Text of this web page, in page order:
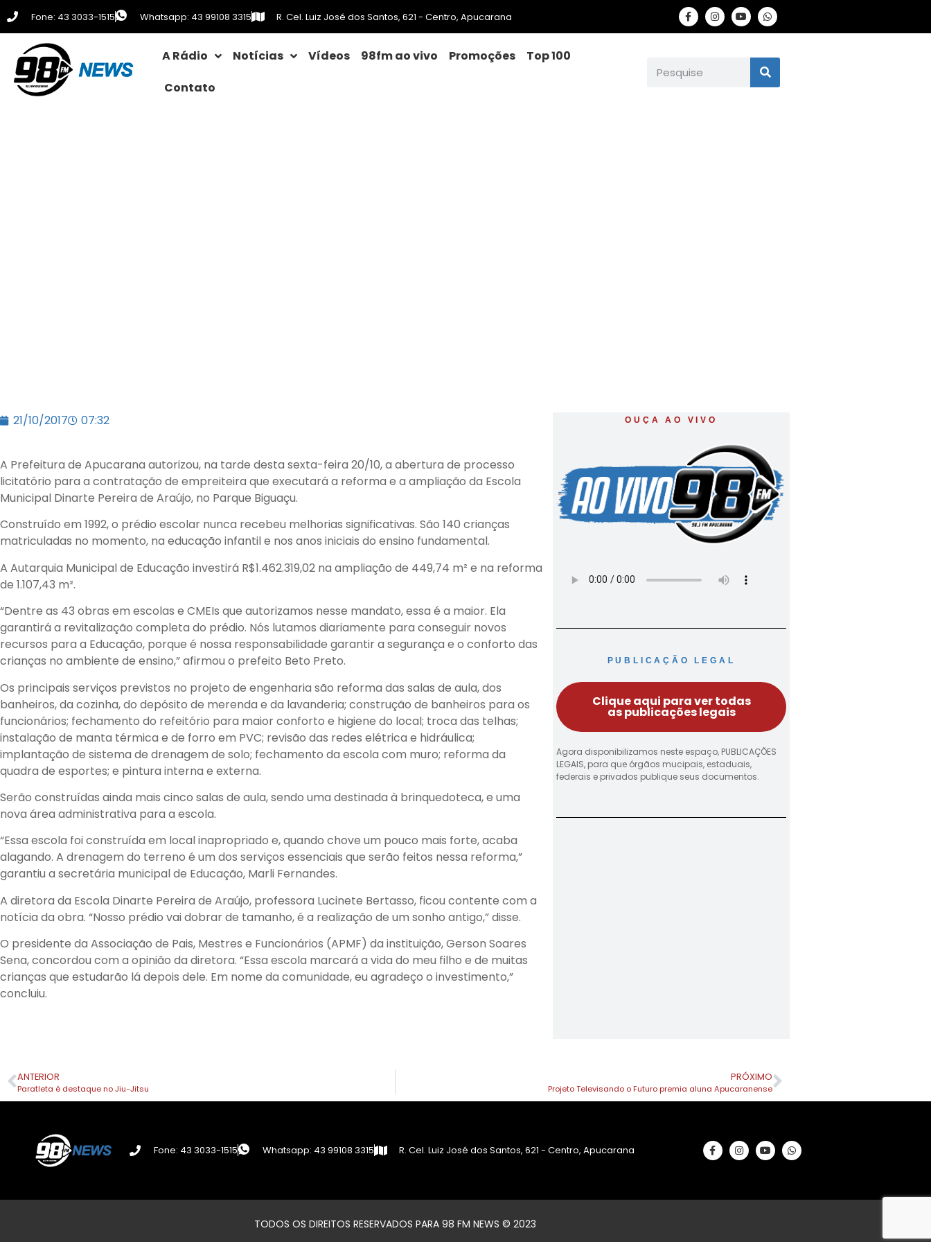
Fone: 43 3033-1515 Whatsapp: 43 99108 3315 R. Cel. Luiz José dos Santos, 621 - Centro, Apucarana
A Rádio Notícias Vídeos 98fm ao vivo Promoções
Top 100
Contato
21/10/2017 07:32
A Prefeitura de Apucarana autorizou, na tarde desta sexta-feira 20/10, a abertura de processo
licitatório para a contratação de empreiteira que executará a reforma e a ampliação da Escola
Municipal Dinarte Pereira de Araújo, no Parque Biguaçu.
Construído em 1992, o prédio escolar nunca recebeu melhorias significativas. São 140 crianças
matriculadas no momento, na educação infantil e nos anos iniciais do ensino fundamental.
A Autarquia Municipal de Educação investirá R$1.462.319,02 na ampliação de 449,74 m² e na reforma
de 1.107,43 m².
“Dentre as 43 obras em escolas e CMEIs que autorizamos nesse mandato, essa é a maior. Ela
garantirá a revitalização completa do prédio. Nós lutamos diariamente para conseguir novos
recursos para a Educação, porque é nossa responsabilidade garantir a segurança e o conforto das
crianças no ambiente de ensino,” afirmou o prefeito Beto Preto.
Os principais serviços previstos no projeto de engenharia são reforma das salas de aula, dos
banheiros, da cozinha, do depósito de merenda e da lavanderia; construção de banheiros para os
funcionários; fechamento do refeitório para maior conforto e higiene do local; troca das telhas;
instalação de manta térmica e de forro em PVC; revisão das redes elétrica e hidráulica;
implantação de sistema de drenagem de solo; fechamento da escola com muro; reforma da
quadra de esportes; e pintura interna e externa.
Serão construídas ainda mais cinco salas de aula, sendo uma destinada à brinquedoteca, e uma
nova área administrativa para a escola.
“Essa escola foi construída em local inapropriado e, quando chove um pouco mais forte, acaba
alagando. A drenagem do terreno é um dos serviços essenciais que serão feitos nessa reforma,”
garantiu a secretária municipal de Educação, Marli Fernandes.
A diretora da Escola Dinarte Pereira de Araújo, professora Lucinete Bertasso, ficou contente com a
notícia da obra. “Nosso prédio vai dobrar de tamanho, é a realização de um sonho antigo,” disse.
O presidente da Associação de Pais, Mestres e Funcionários (APMF) da instituição, Gerson Soares
Sena, concordou com a opinião da diretora. “Essa escola marcará a vida do meu filho e de muitas
crianças que estudarão lá depois dele. Em nome da comunidade, eu agradeço o investimento,”
concluiu.
OUÇA AO VIVO
PUBLICAÇÃO LEGAL
Clique aqui para ver todas
as publicações legais
Agora disponibilizamos neste espaço, PUBLICAÇÕES
LEGAIS, para que órgãos mucipais, estaduais,
federais e privados publique seus documentos.
ANTERIOR
Paratleta é destaque no Jiu-Jitsu
PRÓXIMO
Projeto Televisando o Futuro premia aluna Apucaranense
Fone: 43 3033-1515 Whatsapp: 43 99108 3315 R. Cel. Luiz José dos Santos, 621 - Centro, Apucarana
TODOS OS DIREITOS RESERVADOS PARA 98 FM NEWS © 2023